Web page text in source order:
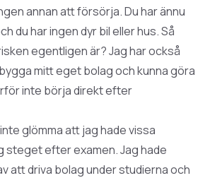
annan att försörja. Du har ännu
du har ingen dyr bil eller hus. Så
egentligen är? Jag har också
mitt eget bolag och kunna göra
inte börja direkt efter
glömma att jag hade vissa
steget efter examen. Jag hade
att driva bolag under studierna och